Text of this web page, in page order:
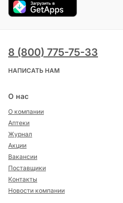
8 (800) 775-75-33
НАПИСАТЬ НАМ
О нас
О компании
Аптеки
Журнал
Акции
Вакансии
Поставщики
Контакты
Новости компании